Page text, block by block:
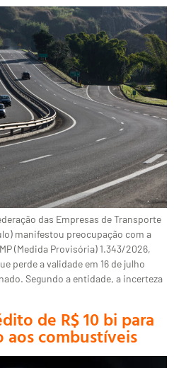
das Empresas de Transporte
manifestou preocupação com a
(Medida Provisória) 1.343/2026,
perde a validade em 16 de julho
Segundo a entidade, a incerteza
de R$ 10 bi para
aos combustíveis